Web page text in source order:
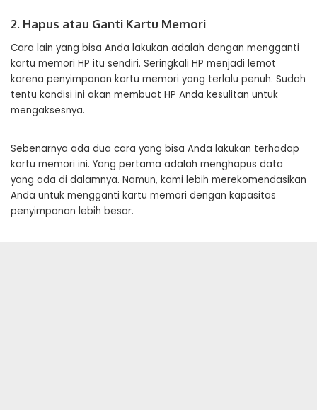
2. Hapus atau Ganti Kartu Memori
Cara lain yang bisa Anda lakukan adalah dengan mengganti
kartu memori HP itu sendiri. Seringkali HP menjadi lemot
karena penyimpanan kartu memori yang terlalu penuh. Sudah
tentu kondisi ini akan membuat HP Anda kesulitan untuk
mengaksesnya.
Sebenarnya ada dua cara yang bisa Anda lakukan terhadap
kartu memori ini. Yang pertama adalah menghapus data
yang ada di dalamnya. Namun, kami lebih merekomendasikan
Anda untuk mengganti kartu memori dengan kapasitas
penyimpanan lebih besar.